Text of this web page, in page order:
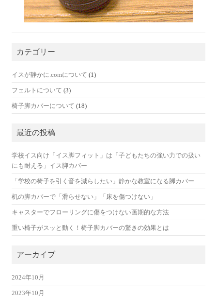
カテゴリー
イスが静かに.comについて (1)
フェルトについて (3)
椅子脚カバーについて (18)
最近の投稿
学校イス向け「イス脚フィット」は「子どもたちの強い力での扱い
にも耐える」イス脚カバー
「学校の椅子を引く音を減らしたい」静かな教室になる脚カバー
机の脚カバーで「滑らせない」「床を傷つけない」
キャスターでフローリングに傷をつけない画期的な方法
重い椅子がスッと動く！椅子脚カバーの驚きの効果とは
アーカイブ
2024年10月
2023年10月